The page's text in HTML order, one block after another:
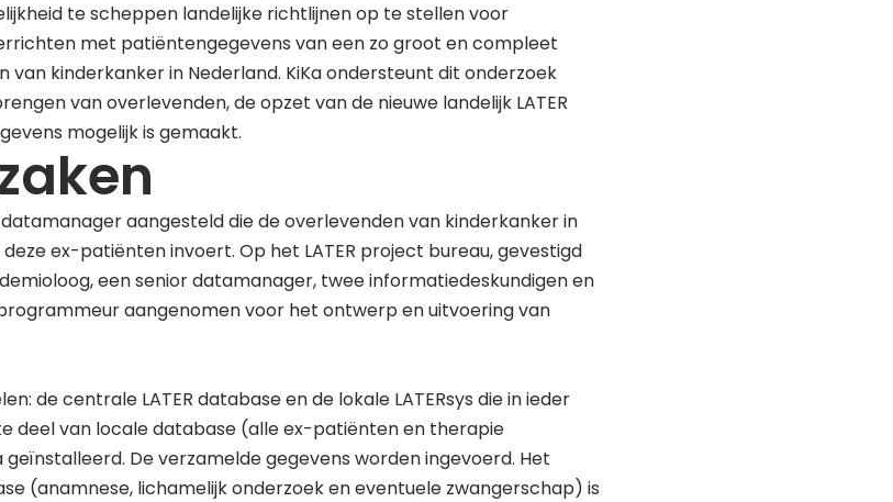
te scheppen landelijke richtlijnen op te stellen voor
met patiëntengegevens van een zo groot en compleet
van kinderkanker in Nederland. KiKa ondersteunt dit onderzoek
van overlevenden, de opzet van de nieuwe landelijk LATER
mogelijk is gemaakt.
aangesteld die de overlevenden van kinderkanker in
ex-patiënten invoert. Op het LATER project bureau, gevestigd
een senior datamanager, twee informatiedeskundigen en
aangenomen voor het ontwerp en uitvoering van
de centrale LATER database en de lokale LATERsys die in ieder
deel van locale database (alle ex-patiënten en therapie
De verzamelde gegevens worden ingevoerd. Het
(anamnese, lichamelijk onderzoek en eventuele zwangerschap) is